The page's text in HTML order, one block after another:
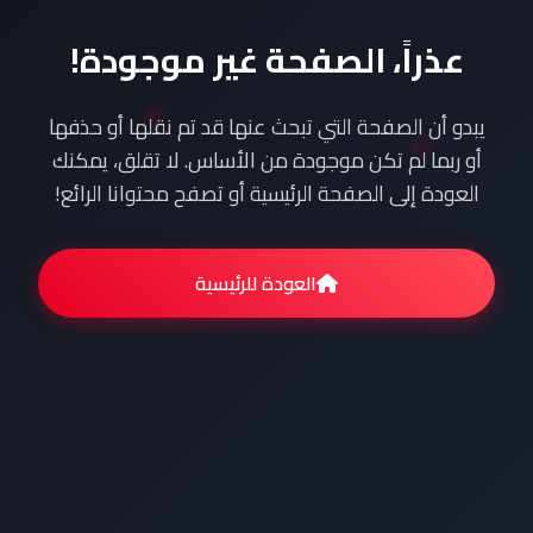
عذراً، الصفحة غير موجودة!
يبدو أن الصفحة التي تبحث عنها قد تم نقلها أو حذفها
أو ربما لم تكن موجودة من الأساس. لا تقلق، يمكنك
العودة إلى الصفحة الرئيسية أو تصفح محتوانا الرائع!
العودة للرئيسية